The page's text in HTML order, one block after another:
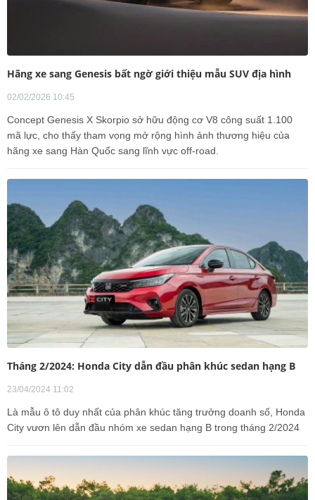
Hãng xe sang Genesis bất ngờ giới thiệu mẫu SUV địa hình
02/02/2026 10:45
Concept Genesis X Skorpio sở hữu động cơ V8 công suất 1.100
mã lực, cho thấy tham vọng mở rộng hình ảnh thương hiệu của
hãng xe sang Hàn Quốc sang lĩnh vực off-road.
Tháng 2/2024: Honda City dẫn đầu phân khúc sedan hạng B
23/04/2024 11:02
Là mẫu ô tô duy nhất của phân khúc tăng trưởng doanh số, Honda
City vươn lên dẫn đầu nhóm xe sedan hạng B trong tháng 2/2024